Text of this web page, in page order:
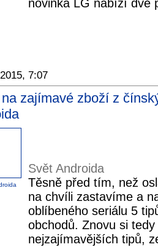
novinka LG nabízí dvě
7:07
zajímavé zboží z
Svět Androida
Těsně před tím, než
na chvíli zastavíme a
oblíbeného seriálu 5
obchodů. Znovu si
nejzajímavějších tipů,